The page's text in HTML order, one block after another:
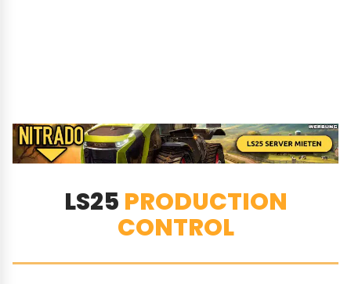
LS25 PRODUCTION
CONTROL